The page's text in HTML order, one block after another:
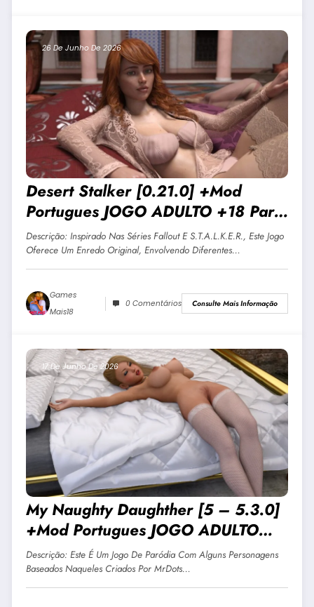
26 De Junho De 2026
Desert Stalker [0.21.0] +Mod
Portugues JOGO ADULTO +18 Para
Android E PC
Descrição: Inspirado Nas Séries Fallout E S.T.A.L.K.E.R., Este Jogo
Oferece Um Enredo Original, Envolvendo Diferentes…
Games
Mais18
0 Comentários Consulte Mais Informação
17 De Junho De 2026
My Naughty Daughther [5 – 5.3.0]
+Mod Portugues JOGO ADULTO
+18 Para Android E PC
Descrição: Este É Um Jogo De Paródia Com Alguns Personagens
Baseados Naqueles Criados Por MrDots…